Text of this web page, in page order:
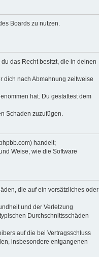
Boards zu nutzen.
das Recht besitzt, die in deinen
dich nach Abmahnung zeitweise
hat. Du gestattest dem
Schaden zuzufügen.
handelt;
Weise, wie die Software
die auf ein vorsätzliches oder
und der Verletzung
Durchschnittsschäden
auf die bei Vertragsschluss
insbesondere entgangenen